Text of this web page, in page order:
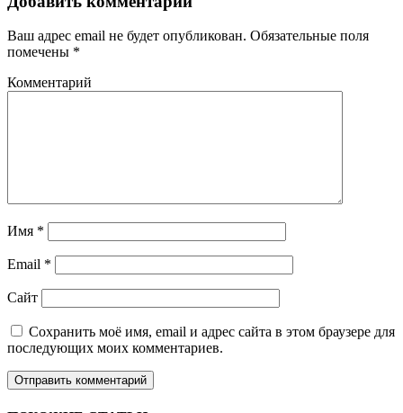
Ваш адрес email не будет опубликован. Обязательные поля
помечены *
Комментарий
Имя *
Email *
Сайт
Сохранить моё имя, email и адрес сайта в этом браузере для
последующих моих комментариев.